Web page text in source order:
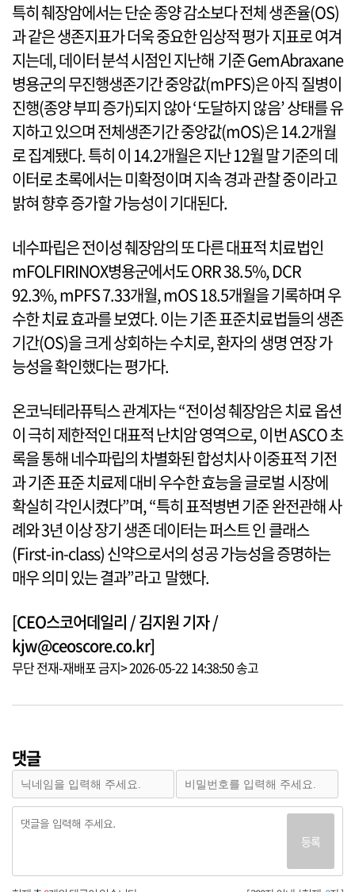
특히 췌장암에서는 단순 종양 감소보다 전체 생존율(OS)
과 같은 생존지표가 더욱 중요한 임상적 평가 지표로 여겨
지는데, 데이터 분석 시점인 지난해 기준 GemAbraxane
병용군의 무진행생존기간 중앙값(mPFS)은 아직 질병이
진행(종양 부피 증가)되지 않아 ‘도달하지 않음’ 상태를 유
지하고 있으며 전체생존기간 중앙값(mOS)은 14.2개월
로 집계됐다. 특히 이 14.2개월은 지난 12월 말 기준의 데
이터로 초록에서는 미확정이며 지속 경과 관찰 중이라고
밝혀 향후 증가할 가능성이 기대된다.
네수파립은 전이성 췌장암의 또 다른 대표적 치료법인
mFOLFIRINOX병용군에서도 ORR 38.5%, DCR
92.3%, mPFS 7.33개월, mOS 18.5개월을 기록하며 우
수한 치료 효과를 보였다. 이는 기존 표준치료법들의 생존
기간(OS)을 크게 상회하는 수치로, 환자의 생명 연장 가
능성을 확인했다는 평가다.
온코닉테라퓨틱스 관계자는 “전이성 췌장암은 치료 옵션
이 극히 제한적인 대표적 난치암 영역으로, 이번 ASCO 초
록을 통해 네수파립의 차별화된 합성치사 이중표적 기전
과 기존 표준 치료제 대비 우수한 효능을 글로벌 시장에
확실히 각인시켰다”며, “특히 표적병변 기준 완전관해 사
례와 3년 이상 장기 생존 데이터는 퍼스트 인 클래스
(First-in-class) 신약으로서의 성공 가능성을 증명하는
매우 의미 있는 결과”라고 말했다.
[CEO스코어데일리 / 김지원 기자 /
kjw@ceoscore.co.kr]
무단 전재-재배포 금지> 2026-05-22 14:38:50 송고
댓글
등록